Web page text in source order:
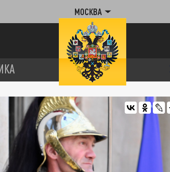
МОСКВА